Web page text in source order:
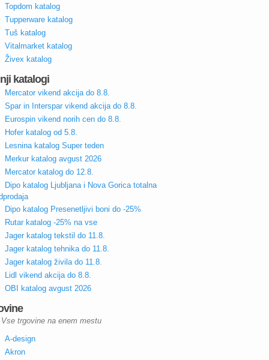
Topdom katalog
Tupperware katalog
Tuš katalog
Vitalmarket katalog
Živex katalog
katalogi
Mercator vikend akcija do 8.8.
Spar in Interspar vikend akcija do 8.8.
Eurospin vikend norih cen do 8.8.
Hofer katalog od 5.8.
Lesnina katalog Super teden
Merkur katalog avgust 2026
Mercator katalog do 12.8.
Dipo katalog Ljubljana i Nova Gorica totalna
Dipo katalog Presenetljivi boni do -25%
Rutar katalog -25% na vse
Jager katalog tekstil do 11.8.
Jager katalog tehnika do 11.8.
Jager katalog živila do 11.8.
Lidl vikend akcija do 8.8.
OBI katalog avgust 2026
trgovine na enem mestu
A-design
Akron